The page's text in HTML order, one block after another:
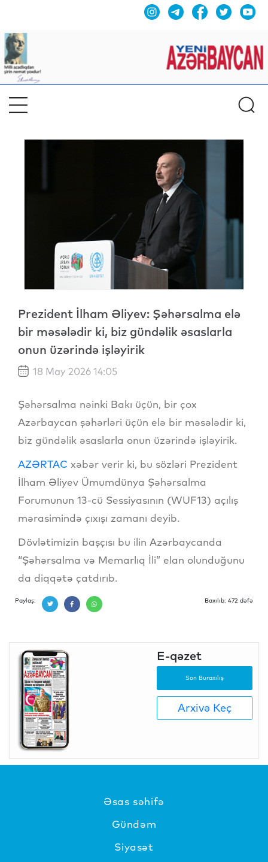
Prezident İlham Əliyev: Şəhərsalma elə
bir məsələdir ki, biz gündəlik əsaslarla
onun üzərində işləyirik
18 May 2026 14:05
Şəhərsalma nəinki Bakı üçün, bir çox
Azərbaycan şəhərləri üçün elə bir məsələdir ki,
biz gündəlik əsaslarla onun üzərində işləyirik.
AZƏRTAC xəbər verir ki, bu sözləri Prezident
İlham Əliyev Ümumdünya Şəhərsalma
Forumunun 13-cü Sessiyasının (WUF13) açılış
mərasimində çıxışı zamanı deyib.
Dövlətimizin başçısı bu ilin Azərbaycanda
“Şəhərsalma və Memarlıq İli” elan olunduğunu
da diqqətə çatdırıb.
Paylaş: Baxılıb: 472 dəfə
E-qəzet
Son Buraxılış
Arxivə Keç
Əsas səhifə
Gündəm
Siyasət